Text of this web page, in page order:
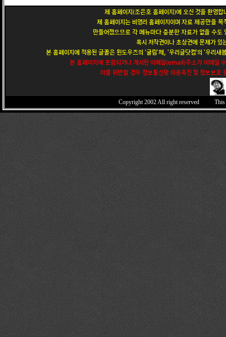
제 홈페이지(조은호 홈페이지)에 오신 것을 환영
제 홈페이지는 비영리 홈페이지이며 자료 제공만을
만들어졌으므로 각 메뉴마다 충분한 자료가 없을 수
혹시 저작권이나 초상권에 문제가
본 홈페이지에 적용된 글꼴은 윈도우즈의 '굴림'체, '우리글닷컴'의 '우리
본 홈페이지에 포함되거나 게시된 이메일(email)주소가 이메일
이를 위반할 경우 정보통신망 이용촉진 및 정보보호
Copyright 2002All right reserved This